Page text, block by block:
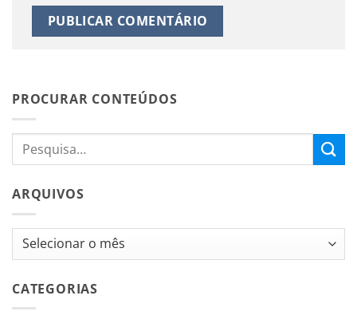
PROCURAR CONTEÚDOS
ARQUIVOS
Arquivos
CATEGORIAS